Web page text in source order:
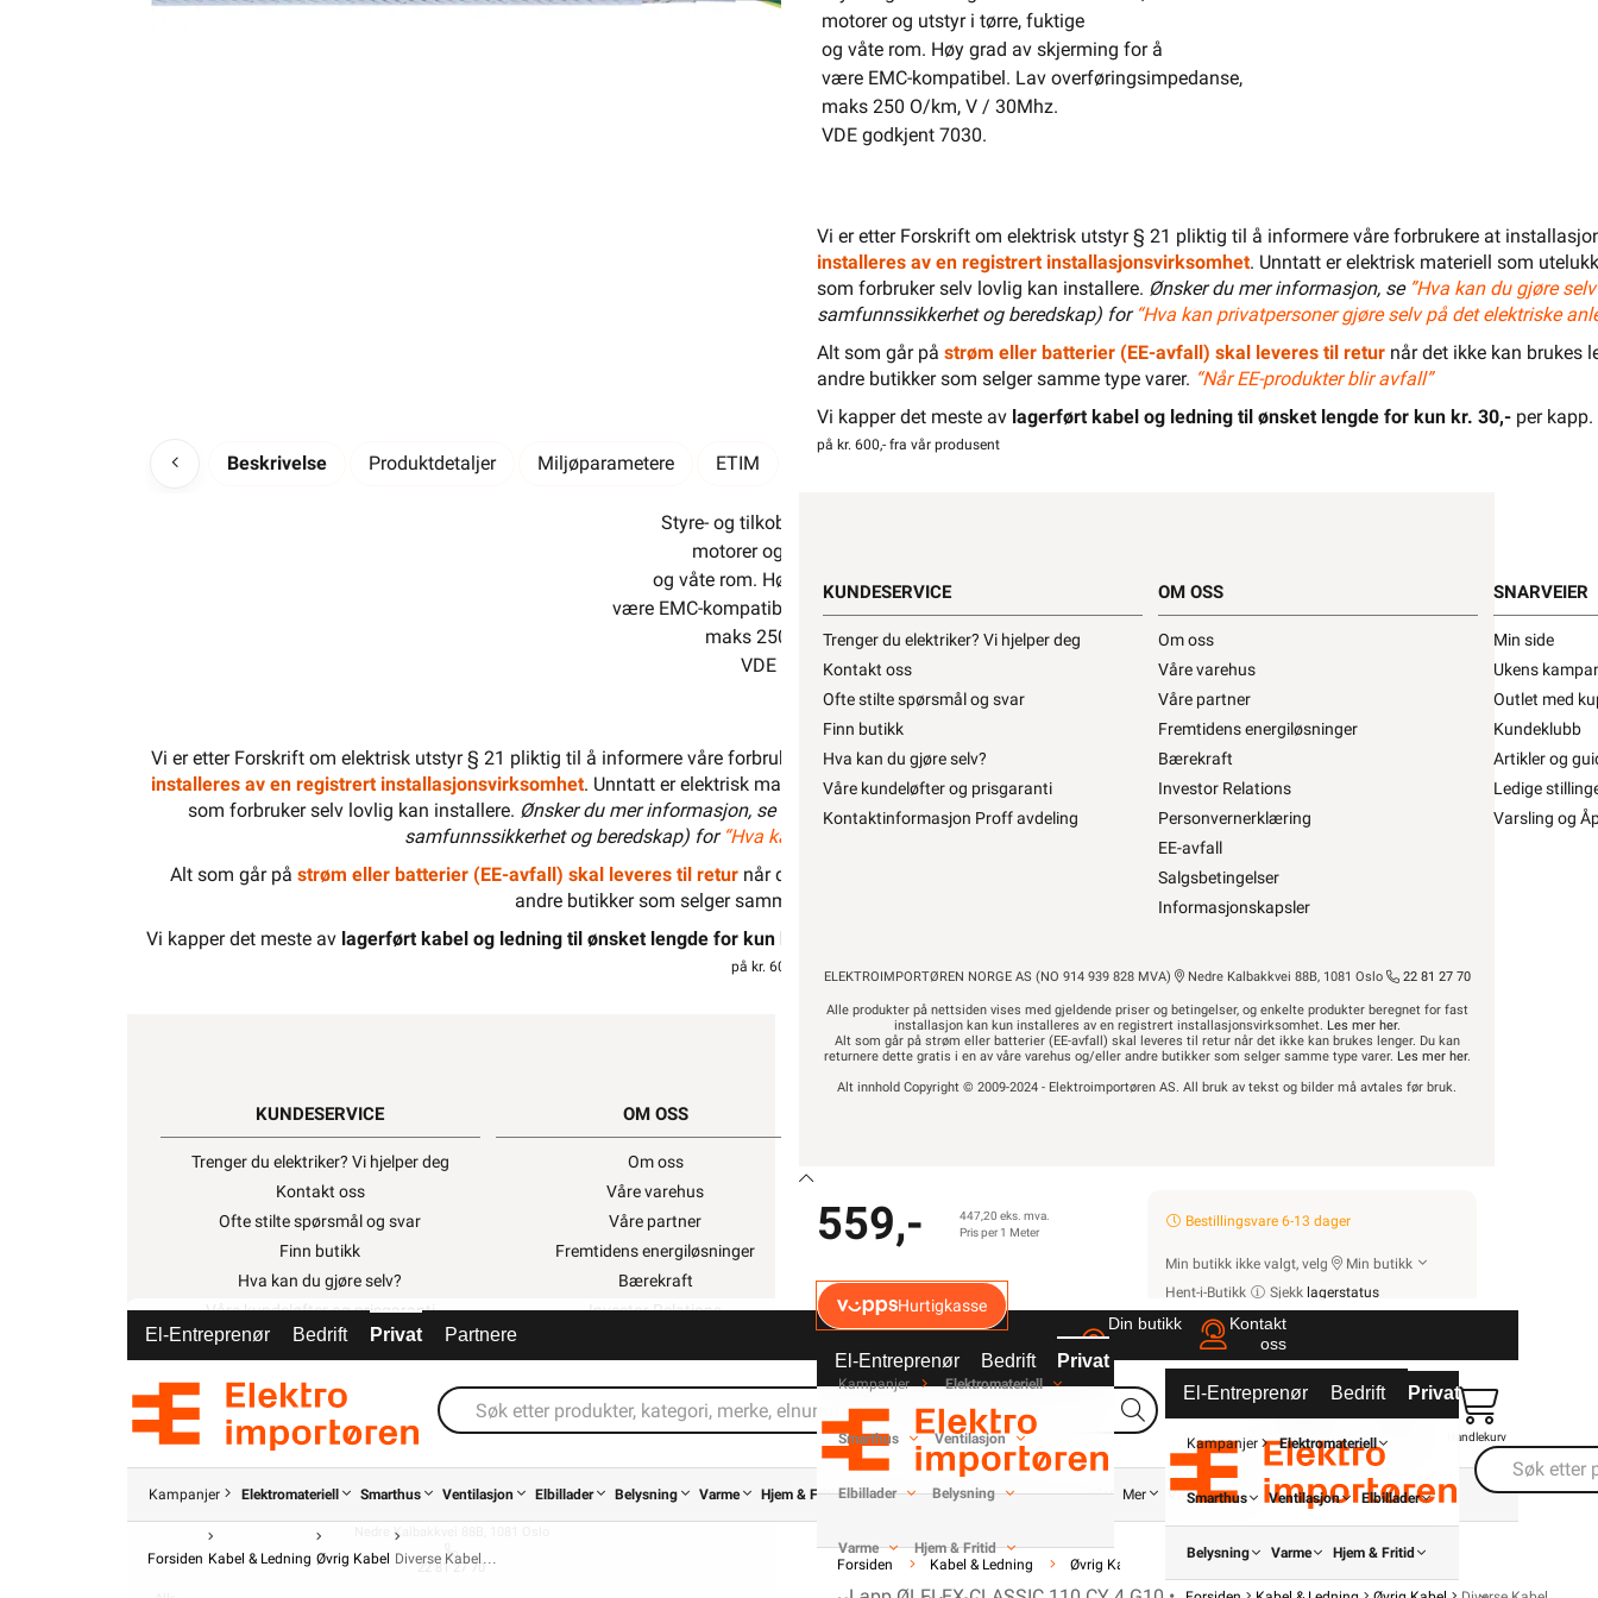
Meld feil i produktinformasjonen? Lagre til senere
Lagre i dinønskeliste
Elektrisk materiell beregnet på å kunne inngå i et fast elektrisk anlegg, kan kun installeres
av en registrert installasjonsvirksomhet.
Beskrivelse Produktdetaljer Miljøparametere ETIM
Styre- og tilkoblingskabel for maskiner,
motorer og utstyr i tørre, fuktige
og våte rom. Høy grad av skjerming for å
være EMC-kompatibel. Lav overføringsimpedanse,
maks 250 O/km, V / 30Mhz.
VDE godkjent 7030.
Vi er etter Forskrift om elektrisk utstyr § 21 pliktig til å informere våre forbrukere at installasjonsmateriell ment for å kunne inngå i et fast elektrisk anlegg
kan kun
installeres av en registrert installasjonsvirksomhet. Unntatt er elektrisk materiell som utelukkende er ment for bruk i faste teleinstallasjoner, og elektrisk materiell
som forbruker selv lovlig kan installere. Ønsker du mer informasjon, se ”Hva kan du gjøre selv?”, hvor du også finner ekstern lenke til dsb (Direktoratet for
samfunnssikkerhet og beredskap) for “Hva kan privatpersoner gjøre selv på det elektriske anlegget?”
Alt som går på strøm eller batterier (EE-avfall) skal leveres til returnår det ikke kan brukes lenger. Du kan returnere dette gratis i en av våre varehus og/eller
andre butikker som selger samme type varer.
Vi kapper det meste av lagerført kabel og ledning til ønsket lengde for kun kr. 30,-
på kr. 600,- fra vår produsent
KUNDESERVICE
Trenger du elektriker? Vi hjelper deg
Kontakt oss
Ofte stilte spørsmål og svar
Finn butikk
Hva kan du gjøre selv?
Våre kundeløfter og prisgaranti
Kontaktinformasjon Proff avdeling
OM OSS
Om oss
Våre varehus
Våre partner
Fremtidens energiløsninger
Bærekraft
Investor Relations
Salgsbetingelser
Informasjonskapsler
Outlet med kuppvarer
Artikler og guider
Ledige stillinger
Varsling og Åpenhetsloven
Bad
ELEKTROIMPORTØREN NORGE AS (NO 914 939 828 MVA)
Nedre Kalbakkvei 88B, 1081 Oslo
22 81 27 70
motorer og utstyr i tørre, fuktige
og våte rom. Høy grad av skjerming for å
være EMC-kompatibel. Lav overføringsimpedanse,
maks 250 O/km, V / 30Mhz.
VDE godkjent 7030.
Vi er etter Forskrift om elektrisk utstyr § 21 pliktig til å informere våre forbrukere at
installeres av en registrert installasjonsvirksomhet. Unntatt er elektrisk materiell som
som forbruker selv lovlig kan installere. Ønsker du mer informasjon, se ”Hva kan du gjøre
samfunnssikkerhet og beredskap) for “Hva kan privatpersoner gjøre selv på det elektriske
Alt som går på strøm eller batterier (EE-avfall) skal leveres til retur når det ikke kan brukes
andre butikker som selger samme type varer. “Når EE-produkter blir avfall”
Vi kapper det meste av lagerført kabel og ledning til ønsket lengde for kun kr. 30,- per kapp.
på kr. 600,- fra vår produsent
KUNDESERVICE
Trenger du elektriker? Vi hjelper deg
Kontakt oss
Ofte stilte spørsmål og svar
Finn butikk
Hva kan du gjøre selv?
Våre kundeløfter og prisgaranti
Kontaktinformasjon Proff avdeling
OM OSS
Om oss
Våre varehus
Våre partner
Fremtidens energiløsninger
Bærekraft
Investor Relations
Personvernerklæring
EE-avfall
Salgsbetingelser
Informasjonskapsler
SNARVEIER
Min side
Ukens
Outlet med
Kundeklubb
Artikler og
Ledige
Varsling og
ELEKTROIMPORTØREN NORGE AS (NO 914 939 828 MVA) Nedre Kalbakkvei 88B, 1081 Oslo 22 81 27 70
Alle produkter på nettsiden vises med gjeldende priser og betingelser, og enkelte produkter beregnet for fast
installasjon kan kun installeres av en registrert installasjonsvirksomhet. Les mer her.
Alt som går på strøm eller batterier (EE-avfall) skal leveres til retur når det ikke kan brukes lenger. Du kan
returnere dette gratis i en av våre varehus og/eller andre butikker som selger samme type varer. Les mer her.
Alt innhold Copyright © 2009-2024 - Elektroimportøren AS. All bruk av tekst og bilder må avtales før bruk.
559,-
447,20 eks. mva.
Pris per 1 Meter
Hurtigkasse
El-Entreprenør Bedrift Privat Partnere
Kampanjer Elektromateriell
Smarthus Ventilasjon
Elbillader Belysning
Varme Hjem & Fritid
Forsiden Kabel & Ledning Øvrig Kabel Diverse Kabel
Lapp
Bestillingsvare 6-13 dager
Min butikk ikke valgt, velg
Min butikk
Hent-i-Butikk
Sjekk lagerstatus
Finnes ikke på lager i butikkene, se
lagerstatus
El-Entreprenør Bedrift Privat Partnere
Kampanjer Elektromateriell
Smarthus Ventilasjon Elbillader
Belysning Varme Hjem & Fritid
El-Entreprenør Bedrift Privat Partnere
Din butikk
Kontakt
oss
Finn butikk Finn elektriker Logg inn Handlekurv
Kampanjer Elektromateriell Smarthus Ventilasjon Elbillader Belysning Varme Hjem & Fritid Verktøy Kabel & Ledning Energi Mer Varemerker
Forsiden Kabel & Ledning Øvrig Kabel Diverse Kabel